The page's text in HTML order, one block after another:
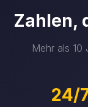
Zahlen,
Mehr als 10
24/